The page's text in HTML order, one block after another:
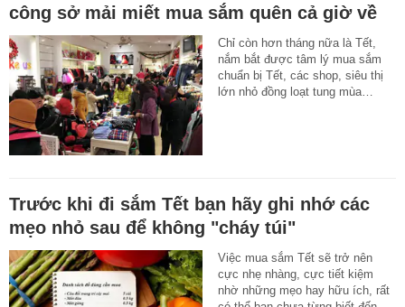
công sở mải miết mua sắm quên cả giờ về
Chỉ còn hơn tháng nữa là Tết,
nắm bắt được tâm lý mua sắm
chuẩn bị Tết, các shop, siêu thị
lớn nhỏ đồng loạt tung mùa…
Trước khi đi sắm Tết bạn hãy ghi nhớ các
mẹo nhỏ sau để không "cháy túi"
Việc mua sắm Tết sẽ trở nên
cực nhẹ nhàng, cực tiết kiệm
nhờ những mẹo hay hữu ích, rất